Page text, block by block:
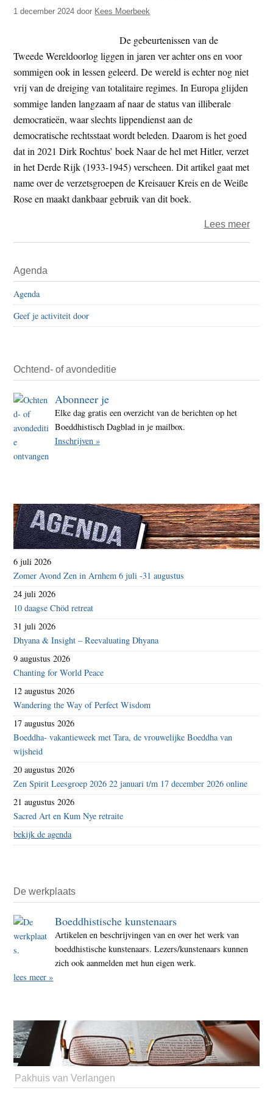
t
e
t
e
1 december 2024 door Kees Moerbeek
De gebeurtenissen van de
Tweede Wereldoorlog liggen in jaren ver achter ons en voor
sommigen ook in lessen geleerd. De wereld is echter nog niet
vrij van de dreiging van totalitaire regimes. In Europa glijden
sommige landen langzaam af naar de status van illiberale
democratieën, waar slechts lippendienst aan de
democratische rechtsstaat wordt beleden. Daarom is het goed
dat in 2021 Dirk Rochtus’ boek Naar de hel met Hitler, verzet
in het Derde Rijk (1933-1945) verscheen. Dit artikel gaat met
name over de verzetsgroepen de Kreisauer Kreis en de Weiße
Rose en maakt dankbaar gebruik van dit boek.
Lees meerover
het
Sidebar
Agenda
Agenda
Geef je activiteit door
Ochtend- of avondeditie
Abonneer je
Elke dag gratis een overzicht van de berichten op het
Boeddhistisch Dagblad in je mailbox.
Inschrijven »
6 juli 2026
Zomer Avond Zen in Arnhem 6 juli -31 augustus
24 juli 2026
10 daagse Chöd retreat
31 juli 2026
Dhyana & Insight – Reevaluating Dhyana
9 augustus 2026
Chanting for World Peace
12 augustus 2026
Wandering the Way of Perfect Wisdom
17 augustus 2026
Boeddha- vakantieweek met Tara, de vrouwelijke Boeddha van
wijsheid
20 augustus 2026
Zen Spirit Leesgroep 2026 22 januari t/m 17 december 2026 online
21 augustus 2026
Sacred Art en Kum Nye retraite
bekijk de agenda
De werkplaats
Boeddhistische kunstenaars
Artikelen en beschrijvingen van en over het werk van
boeddhistische kunstenaars. Lezers/kunstenaars kunnen
zich ook aanmelden met hun eigen werk.
lees meer »
Pakhuis van Verlangen